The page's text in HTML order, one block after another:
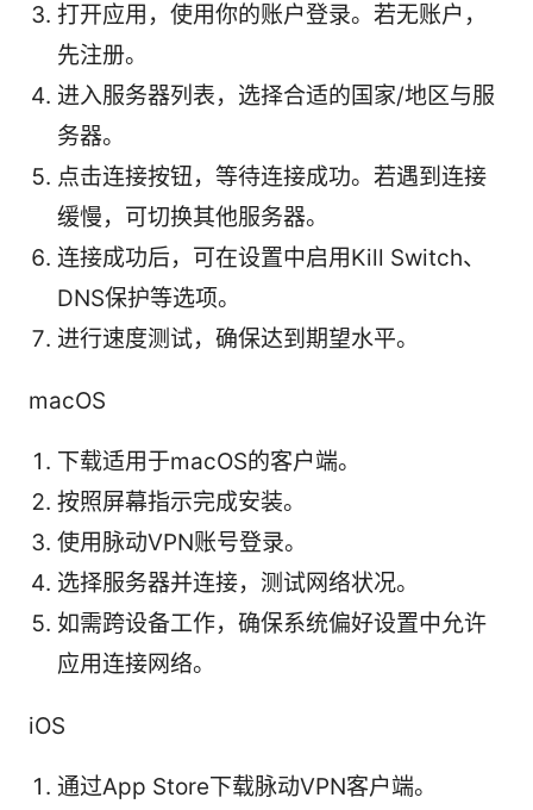
打开应用，使用你的账户登录。若无账户，
先注册。
进入服务器列表，选择合适的国家/地区与服
务器。
点击连接按钮，等待连接成功。若遇到连接
缓慢，可切换其他服务器。
连接成功后，可在设置中启用Kill Switch、
DNS保护等选项。
进行速度测试，确保达到期望水平。
macOS
下载适用于macOS的客户端。
按照屏幕指示完成安装。
使用脉动VPN账号登录。
选择服务器并连接，测试网络状况。
如需跨设备工作，确保系统偏好设置中允许
应用连接网络。
iOS
通过App Store下载脉动VPN客户端。